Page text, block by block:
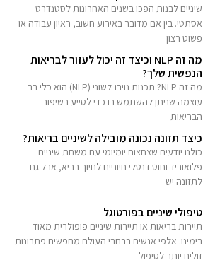
שיניים לבנות הפכו בשנים האחרונות לסטנדרט
אסתטי. בין אם מדובר באירוע חשוב, ראיון עבודה או
פשוט רצון
מה זה NLP וכיצד זה יכול לעזור לבריאות
הנפשית שלך?
מה זה NLP? תכנות נוירו-לשוני (NLP) הוא כלי רב
עוצמה שניתן להשתמש בו כדי לסייע בשיפור
הבריאות
כיצד תזונה נכונה מובילה לשיניים בריאות?
כולנו יודעים שצחצוח יומיומי עם משחת שיניים
פלואוריד וחוט דנטלי חיוניים לחיוך בריא, אבל גם
לתזונה יש
טיפולי שיניים בפורטוגל
תיירות בריאות או תיירות שיניים פופולרית מאוד
בימינו. אלפי אנשים ברחבי העולם מחפשים פתרונות
זולים יותר לטיפול